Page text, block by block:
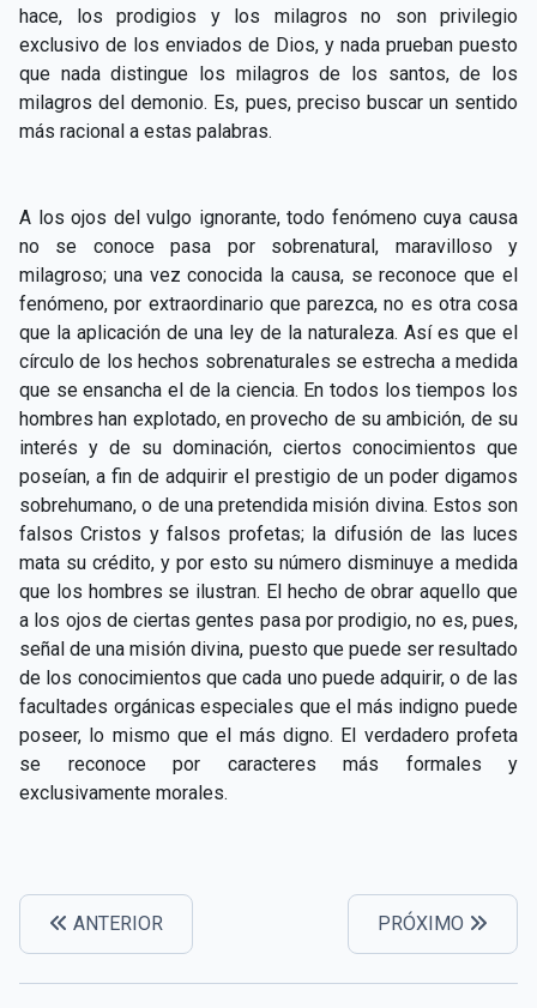
CAPÍTULO XXV - Buscad y encontraréis ▸
CAPÍTULO XXVI - Dad gratuitamente lo que recibís
gratuitamente
espiritistas
▸
hace, los prodigios y los milagros no son privilegio
exclusivo de los enviados de Dios, y nada prueban puesto
que nada distingue los milagros de los santos, de los
milagros del demonio. Es, pues, preciso buscar un sentido
más racional a estas palabras.
A los ojos del vulgo ignorante, todo fenómeno cuya causa
no se conoce pasa por sobrenatural, maravilloso y
milagroso; una vez conocida la causa, se reconoce que el
fenómeno, por extraordinario que parezca, no es otra cosa
que la aplicación de una ley de la naturaleza. Así es que el
círculo de los hechos sobrenaturales se estrecha a medida
que se ensancha el de la ciencia. En todos los tiempos los
hombres han explotado, en provecho de su ambición, de su
interés y de su dominación, ciertos conocimientos que
poseían, a fin de adquirir el prestigio de un poder digamos
sobrehumano, o de una pretendida misión divina. Estos son
falsos Cristos y falsos profetas; la difusión de las luces
mata su crédito, y por esto su número disminuye a medida
que los hombres se ilustran. El hecho de obrar aquello que
a los ojos de ciertas gentes pasa por prodigio, no es, pues,
señal de una misión divina, puesto que puede ser resultado
de los conocimientos que cada uno puede adquirir, o de las
facultades orgánicas especiales que el más indigno puede
poseer, lo mismo que el más digno. El verdadero profeta
se reconoce por caracteres más formales y
exclusivamente morales.
ANTERIOR PRÓXIMO